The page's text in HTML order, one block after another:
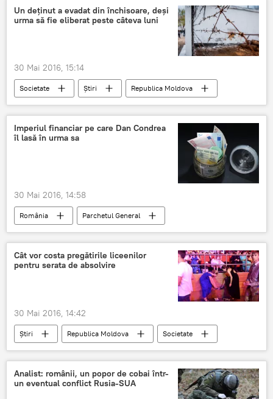
Vamă
Un deţinut a evadat din închisoare, deşi
urma să fie eliberat peste câteva luni
30 Mai 2016, 15:14
Societate Știri
Republica Moldova
Moldova
evadare
deţinut
penitenciar
Leova
Imperiul financiar pe care Dan Condrea
îl lasă în urma sa
30 Mai 2016, 14:58
România
Parchetul General
Hexi Pharma
Dan Condrea
Cât vor costa pregătirile liceenilor
pentru serata de absolvire
30 Mai 2016, 14:42
Știri Republica Moldova
Societate
cheltuieli
liceeni
absolvire
serată
pregătiri cost
Analist: românii, un popor de cobai într-
un eventual conflict Rusia-SUA